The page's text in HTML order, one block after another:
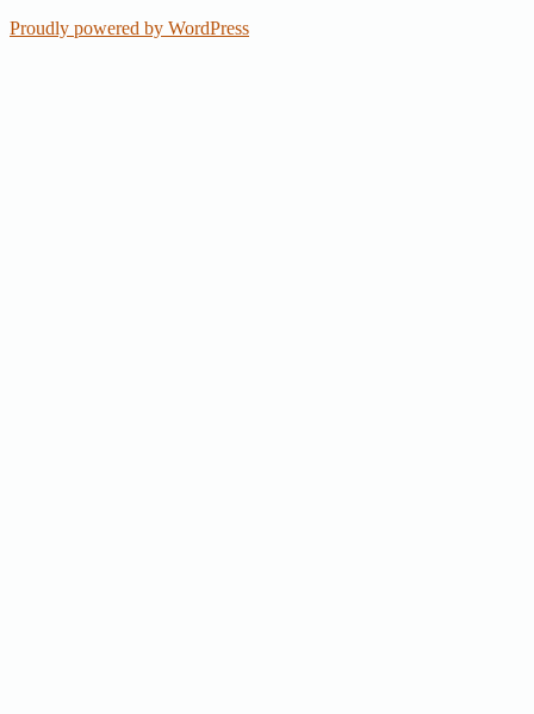
Proudly powered by WordPress